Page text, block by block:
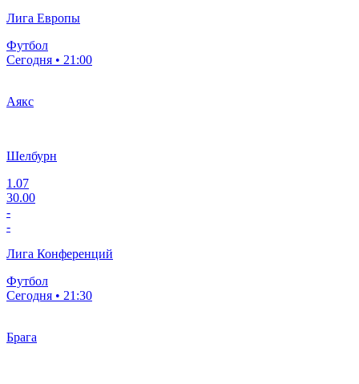
Лига Европы
Футбол
Сегодня • 21:00
Аякс
Шелбурн
1.07
30.00
-
-
Лига Конференций
Футбол
Сегодня • 21:30
Брага